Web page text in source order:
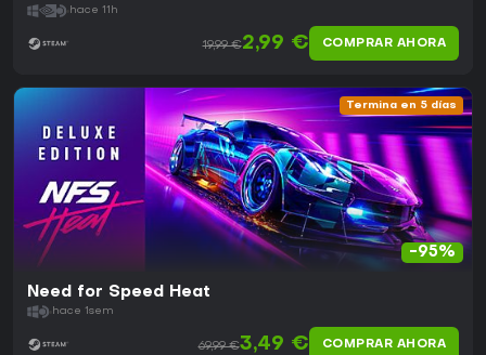
hace 11h
19,99 €2,99 € COMPRAR AHORA
Termina en 5 días
-95%
Need for Speed Heat
hace 1sem
69,99 €3,49 € COMPRAR AHORA